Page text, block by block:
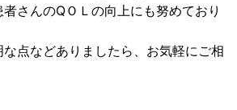
さんのQＯＬの向上にも努めており
点などありましたら、お気軽にご相